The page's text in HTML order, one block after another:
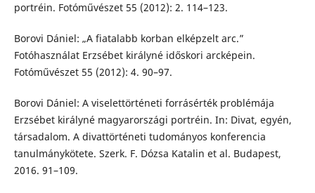
portréin. Fotóművészet 55 (2012): 2. 114–123.
Borovi Dániel: „A fiatalabb korban elképzelt arc.”
Fotóhasználat Erzsébet királyné időskori arcképein.
Fotóművészet 55 (2012): 4. 90–97.
Borovi Dániel: A viselettörténeti forrásérték problémája
Erzsébet királyné magyarországi portréin. In: Divat, egyén,
társadalom. A divattörténeti tudományos konferencia
tanulmánykötete. Szerk. F. Dózsa Katalin et al. Budapest,
2016. 91–109.